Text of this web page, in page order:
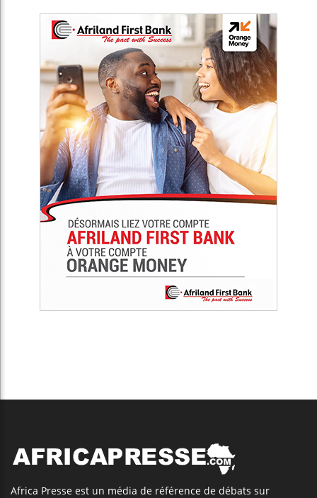
Africa Presse est un média de référence de débats sur